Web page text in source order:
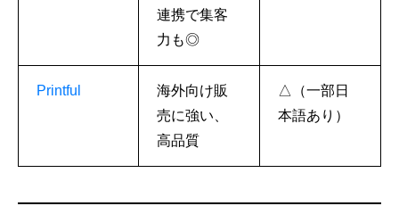
連携で集客
力も◎
Printful
海外向け販
売に強い、
高品質
△（一部日
本語あり）